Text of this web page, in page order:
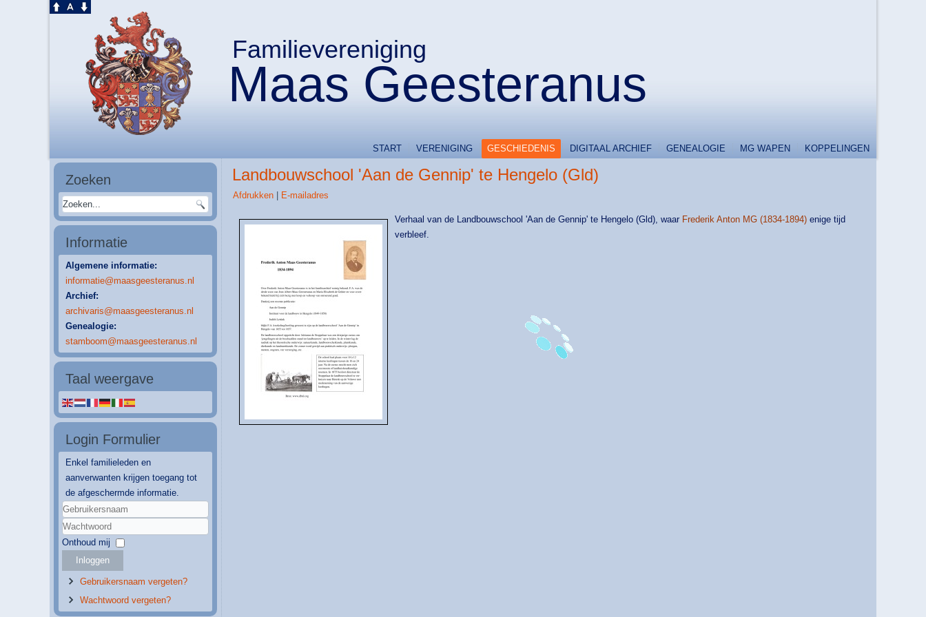
Maas Geesteranus
Familievereniging
START VERENIGING GESCHIEDENIS DIGITAAL ARCHIEF GENEALOGIE MG WAPEN KOPPELINGEN
Zoeken
Informatie
Algemene informatie:
informatie@maasgeesteranus.nl
Archief:
archivaris@maasgeesteranus.nl
Genealogie:
stamboom@maasgeesteranus.nl
Taal weergave
Login Formulier
Enkel familieleden en
aanverwanten krijgen toegang tot
de afgeschermde informatie.
Gebruikersnaam
Wachtwoord
Onthoud mij
Inloggen
Gebruikersnaam vergeten?
Wachtwoord vergeten?
Landbouwschool 'Aan de Gennip' te Hengelo (Gld)
Afdrukken E-mailadres
Verhaal van de Landbouwschool 'Aan de Gennip' te Hengelo (Gld), waar Frederik Anton MG (1834-1894) enige tijd
verbleef.